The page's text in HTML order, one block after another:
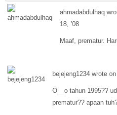
ahmadabdulhaq
18, ’08
Maaf, prematur.
bejejeng1234 wrote
O__o tahun 1995??
prematur?? apaan